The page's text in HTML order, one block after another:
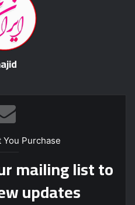
Purchase
mailing list to
updates!